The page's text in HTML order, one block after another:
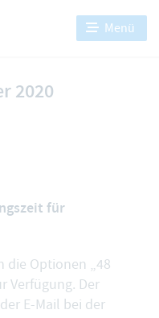
Menü
2020
für
die Optionen „48
Verfügung. Der
E-Mail bei der